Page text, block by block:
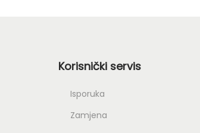
Korisnički servis
Isporuka
Zamjena